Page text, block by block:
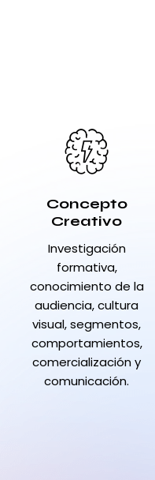
Concepto
Creativo
Investigación
formativa,
conocimiento de la
audiencia, cultura
visual, segmentos,
comportamientos,
comercialización y
comunicación.